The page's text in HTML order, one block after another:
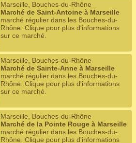
Marseille, Bouches-du-Rhône
Marché de Saint-Antoine à Marseille
marché régulier dans les Bouches-du-
Rhône. Clique pour plus d'informations
sur ce marché.
Marseille, Bouches-du-Rhône
Marché de Sainte-Anne à Marseille
marché régulier dans les Bouches-du-
Rhône. Clique pour plus d'informations
sur ce marché.
Marseille, Bouches-du-Rhône
Marché de la Pointe Rouge à Marseille
marché régulier dans les Bouches-du-
Rhône. Clique pour plus d'informations